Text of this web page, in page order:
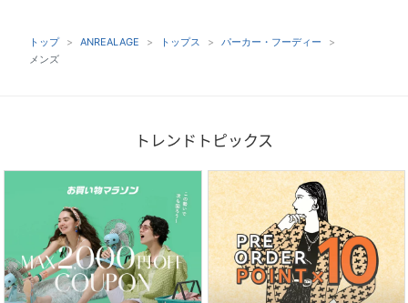
トップ ANREALAGE トップス
パーカー・フーディー
メンズ
トレンドトピックス